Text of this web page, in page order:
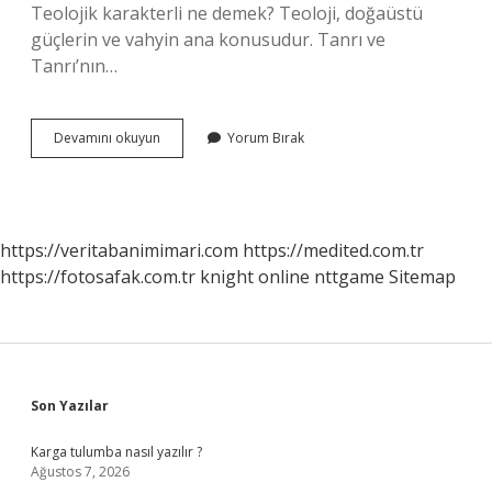
Teolojik karakterli ne demek? Teoloji, doğaüstü
güçlerin ve vahyin ana konusudur. Tanrı ve
Tanrı’nın…
Devamını okuyun Teolojik
Insan
Yorum Bırak
https://veritabanimimari.com https://medited.com.tr
https://fotosafak.com.tr knight online nttgame Sitemap
Sidebar
Son Yazılar
Karga tulumba nasıl yazılır ?
Ağustos 7, 2026